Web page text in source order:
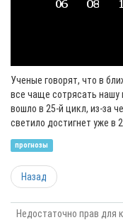
Ученые говорят, что в
все чаще сотрясать нашу
вошло в 25-й цикл, из-за
светило достигнет уже в
прогнозы
Назад
Недостаточно прав для